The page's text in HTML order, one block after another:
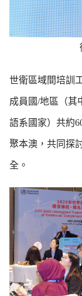
世衛區域間培訓
成員國/地區（其
語系國家）共約
聚本澳，共同探
全。